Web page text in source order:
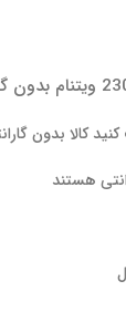
کالا بدون
هستند